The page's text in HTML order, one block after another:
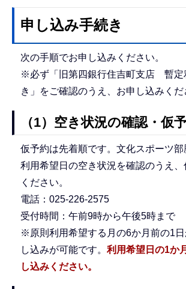
申し込み手続き
次の手順でお申し込みください。
※必ず「旧第四銀行住吉町支店 暫定
き」をご確認のうえ、お申し込みくだ
（1）空き状況の確認・仮
仮予約は先着順です。文化スポーツ部
利用希望日の空き状況を確認のうえ、
ください。
電話：025-226-2575
受付時間：午前9時から午後5時まで
※原則利用希望する月の6か月前の1日
し込みが可能です。 利用希望日の1か
し込みください。